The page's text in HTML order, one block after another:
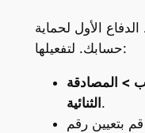
الأول لحماية
حسابك. لتفعيلها:
> المصادقة
الثنائية .